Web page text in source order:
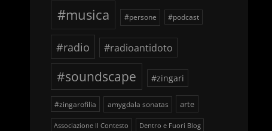
#musica
#persone #podcast
#radio #radioantidoto
#soundscape #zingari
#zingarofilia amygdala sonatas arte
Associazione Il Contesto Dentro e Fuori Blog